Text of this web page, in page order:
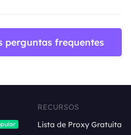
perguntas frequentes
RECURSOS
Lista de Proxy Gratuita